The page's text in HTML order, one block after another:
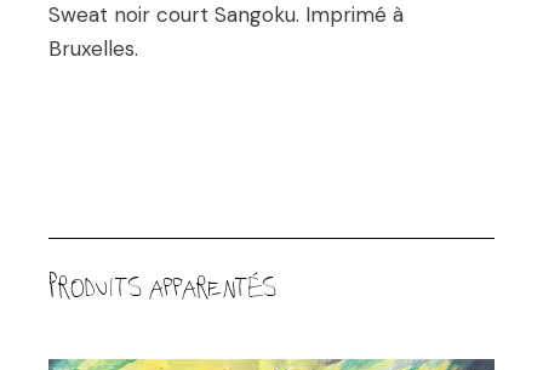
Sweat noir court Sangoku. Imprimé à
Bruxelles.
Produits apparentés